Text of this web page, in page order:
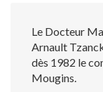
Le Docteur
Arnault
dès 1982 le
Mougins.